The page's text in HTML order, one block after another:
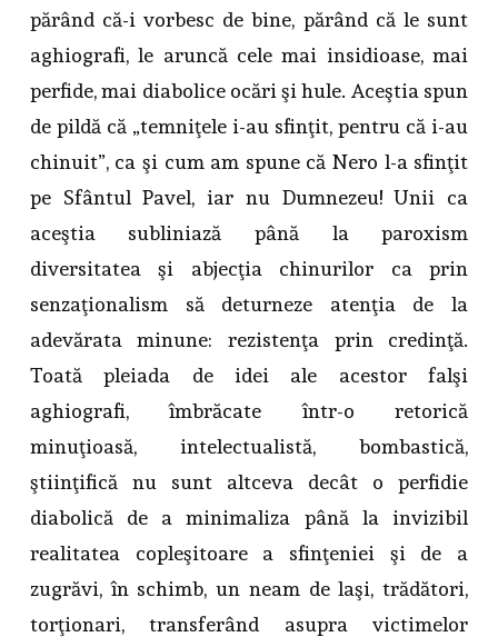
părând că-i vorbesc de bine, părând că le sunt
aghiografi, le aruncă cele mai insidioase, mai
perfide, mai diabolice ocări şi hule. Aceştia spun
de pildă că „temniţele i-au sfinţit, pentru că i-au
chinuit”, ca şi cum am spune că Nero l-a sfinţit
pe Sfântul Pavel, iar nu Dumnezeu! Unii ca
aceştia subliniază până la paroxism
diversitatea şi abjecţia chinurilor ca prin
senzaţionalism să deturneze atenţia de la
adevărata minune: rezistenţa prin credinţă.
Toată pleiada de idei ale acestor falşi
aghiografi, îmbrăcate într-o retorică
minuţioasă, intelectualistă, bombastică,
ştiinţifică nu sunt altceva decât o perfidie
diabolică de a minimaliza până la invizibil
realitatea copleşitoare a sfinţeniei şi de a
zugrăvi, în schimb, un neam de laşi, trădători,
torţionari, transferând asupra victimelor